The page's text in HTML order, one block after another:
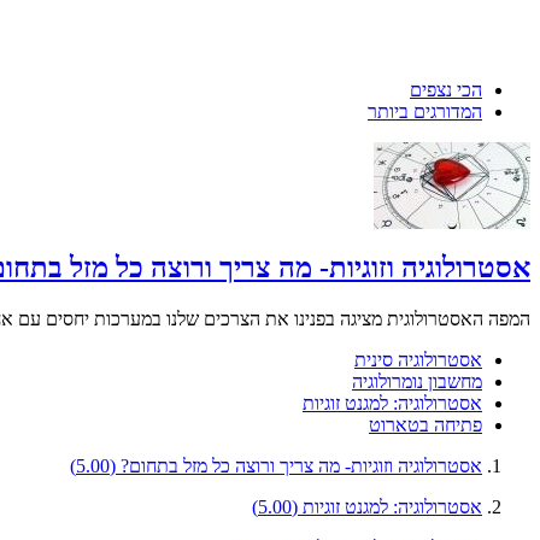
הכי נצפים
המדורגים ביותר
אסטרולוגיה וזוגיות- מה צריך ורוצה כל מזל
המפה האסטרולוגית מציגה בפנינו את הצרכים שלנו במערכות יחסים עם
אסטרולוגיה סינית
מחשבון נומרולוגיה
אסטרולוגיה: למגנט זוגיות
פתיחה בטארוט
אסטרולוגיה וזוגיות- מה צריך ורוצה כל מזל בתחום? (5.00)
אסטרולוגיה: למגנט זוגיות (5.00)